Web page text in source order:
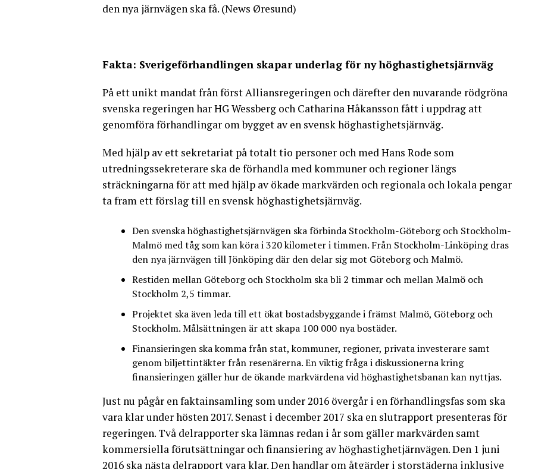
den nya järnvägen ska få. (News Øresund)
Fakta: Sverigeförhandlingen skapar underlag för ny höghastighetsjärnväg
På ett unikt mandat från först Alliansregeringen och därefter den nuvarande rödgröna
svenska regeringen har HG Wessberg och Catharina Håkansson fått i uppdrag att
genomföra förhandlingar om bygget av en svensk höghastighetsjärnväg.
Med hjälp av ett sekretariat på totalt tio personer och med Hans Rode som
utredningssekreterare ska de förhandla med kommuner och regioner längs
sträckningarna för att med hjälp av ökade markvärden och regionala och lokala pengar
ta fram ett förslag till en svensk höghastighetsjärnväg.
Den svenska höghastighetsjärnvägen ska förbinda Stockholm-Göteborg och Stockholm-
Malmö med tåg som kan köra i 320 kilometer i timmen. Från Stockholm-Linköping dras
den nya järnvägen till Jönköping där den delar sig mot Göteborg och Malmö.
Restiden mellan Göteborg och Stockholm ska bli 2 timmar och mellan Malmö och
Stockholm 2,5 timmar.
Projektet ska även leda till ett ökat bostadsbyggande i främst Malmö, Göteborg och
Stockholm. Målsättningen är att skapa 100 000 nya bostäder.
Finansieringen ska komma från stat, kommuner, regioner, privata investerare samt
genom biljettintäkter från resenärerna. En viktig fråga i diskussionerna kring
finansieringen gäller hur de ökande markvärdena vid höghastighetsbanan kan nyttjas.
Just nu pågår en faktainsamling som under 2016 övergår i en förhandlingsfas som ska
vara klar under hösten 2017. Senast i december 2017 ska en slutrapport presenteras för
regeringen. Två delrapporter ska lämnas redan i år som gäller markvärden samt
kommersiella förutsättningar och finansiering av höghastighetjärnvägen. Den 1 juni
2016 ska nästa delrapport vara klar. Den handlar om åtgärder i storstäderna inklusive